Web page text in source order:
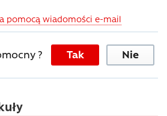
pomocą wiadomości e-mail
? Tak Nie